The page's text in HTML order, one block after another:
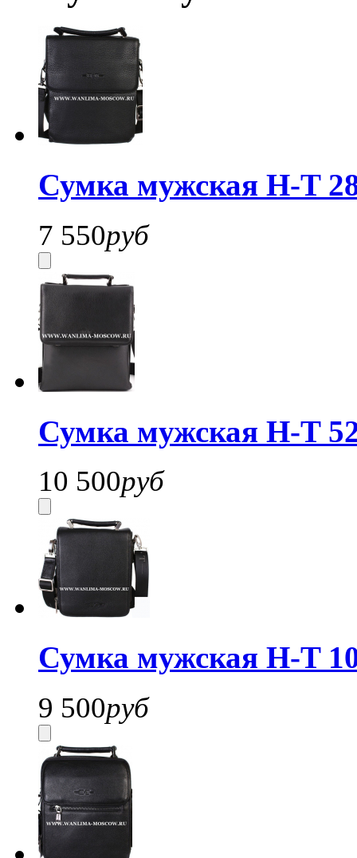
Сумка мужская H-T
7 550руб
Сумка мужская H-T
10 500руб
Сумка мужская H-T
9 500руб